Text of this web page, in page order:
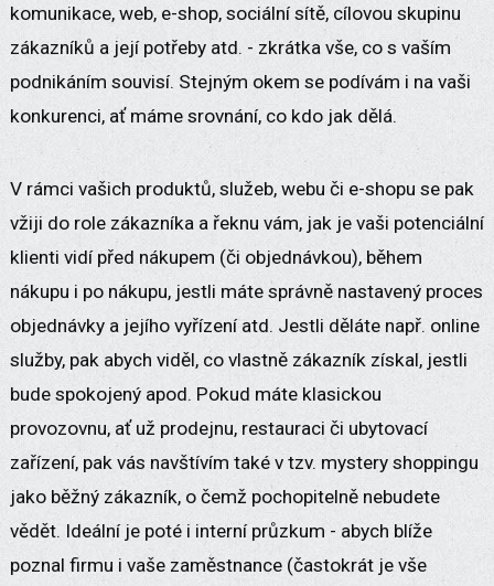
komunikace, web, e-shop, sociální sítě, cílovou skupinu
zákazníků a její potřeby atd. - zkrátka vše, co s vaším
podnikáním souvisí. Stejným okem se podívám i na vaši
konkurenci, ať máme srovnání, co kdo jak dělá.
V rámci vašich produktů, služeb, webu či e-shopu se pak
vžiji do role zákazníka a řeknu vám, jak je vaši potenciální
klienti vidí před nákupem (či objednávkou), během
nákupu i po nákupu, jestli máte správně nastavený proces
objednávky a jejího vyřízení atd. Jestli děláte např. online
služby, pak abych viděl, co vlastně zákazník získal, jestli
bude spokojený apod. Pokud máte klasickou
provozovnu, ať už prodejnu, restauraci či ubytovací
zařízení, pak vás navštívím také v tzv. mystery shoppingu
jako běžný zákazník, o čemž pochopitelně nebudete
vědět. Ideální je poté i interní průzkum - abych blíže
poznal firmu i vaše zaměstnance (častokrát je vše